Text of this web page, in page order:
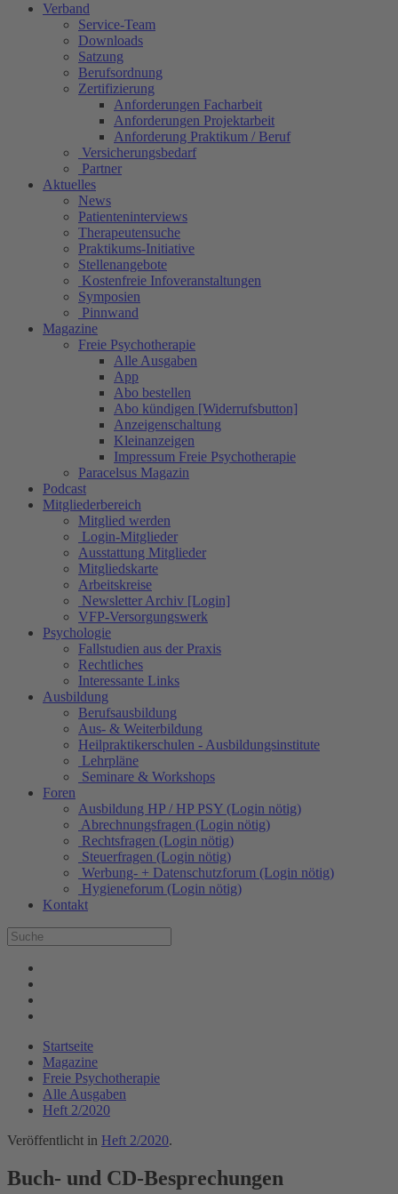
Verband
Service-Team
Downloads
Satzung
Berufsordnung
Zertifizierung
Anforderungen Facharbeit
Anforderungen Projektarbeit
Anforderung Praktikum / Beruf
Versicherungsbedarf
Partner
Aktuelles
News
Patienteninterviews
Therapeutensuche
Praktikums-Initiative
Stellenangebote
Kostenfreie Infoveranstaltungen
Symposien
Pinnwand
Magazine
Freie Psychotherapie
Alle Ausgaben
App
Abo bestellen
Abo kündigen [Widerrufsbutton]
Anzeigenschaltung
Kleinanzeigen
Impressum Freie Psychotherapie
Paracelsus Magazin
Podcast
Mitgliederbereich
Mitglied werden
Login-Mitglieder
Ausstattung Mitglieder
Mitgliedskarte
Arbeitskreise
Newsletter Archiv [Login]
VFP-Versorgungswerk
Psychologie
Fallstudien aus der Praxis
Rechtliches
Interessante Links
Ausbildung
Berufsausbildung
Aus- & Weiterbildung
Heilpraktikerschulen - Ausbildungsinstitute
Lehrpläne
Seminare & Workshops
Foren
Ausbildung HP / HP PSY (Login nötig)
Abrechnungsfragen (Login nötig)
Rechtsfragen (Login nötig)
Steuerfragen (Login nötig)
Werbung- + Datenschutzforum (Login nötig)
Hygieneforum (Login nötig)
Kontakt
Startseite
Magazine
Freie Psychotherapie
Alle Ausgaben
Heft 2/2020
Veröffentlicht in Heft 2/2020.
Buch- und CD-Besprechungen